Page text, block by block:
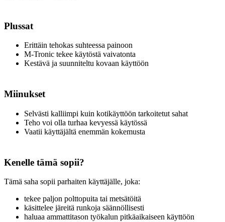
Plussat
Erittäin tehokas suhteessa painoon
M-Tronic tekee käytöstä vaivatonta
Kestävä ja suunniteltu kovaan käyttöön
Miinukset
Selvästi kalliimpi kuin kotikäyttöön tarkoitetut sahat
Teho voi olla turhaa kevyessä käytössä
Vaatii käyttäjältä enemmän kokemusta
Kenelle tämä sopii?
Tämä saha sopii parhaiten käyttäjälle, joka:
tekee paljon polttopuita tai metsätöitä
käsittelee järeitä runkoja säännöllisesti
haluaa ammattitason työkalun pitkäaikaiseen käyttöön